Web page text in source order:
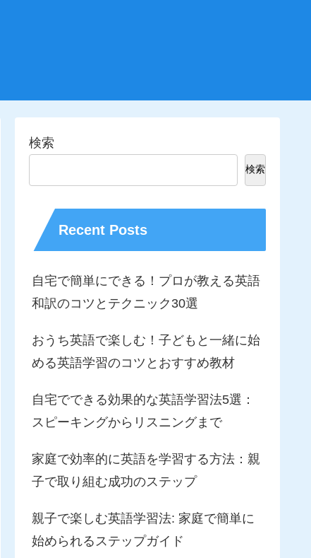
検索
検索
Recent Posts
自宅で簡単にできる！プロが教える英語
和訳のコツとテクニック30選
おうち英語で楽しむ！子どもと一緒に始
める英語学習のコツとおすすめ教材
自宅でできる効果的な英語学習法5選：
スピーキングからリスニングまで
家庭で効率的に英語を学習する方法：親
子で取り組む成功のステップ
親子で楽しむ英語学習法: 家庭で簡単に
始められるステップガイド